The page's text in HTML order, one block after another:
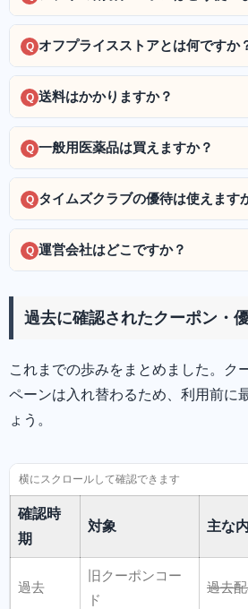
Q オフプライスストアとは何ですか
Q 送料はかかりますか？
Q 一般用医薬品は買えますか？
Q タイムズクラブの優待は使えます
Q 運営会社はどこですか？
過去に確認されたクーポン・
これまでの歩みをまとめました。ク
ペーンは入れ替わるため、利用前に
ょう。
確認時
期
対象 主な
過去
旧クーポンコー
ド
過去